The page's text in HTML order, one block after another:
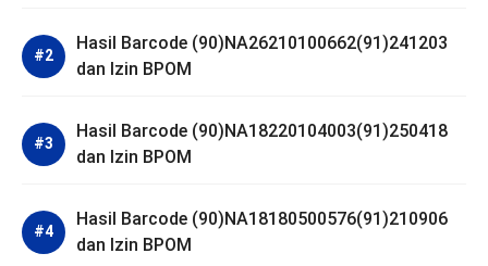
Hasil Barcode (90)NA26210100662(91)241203
dan Izin BPOM
Hasil Barcode (90)NA18220104003(91)250418
dan Izin BPOM
Hasil Barcode (90)NA18180500576(91)210906
dan Izin BPOM